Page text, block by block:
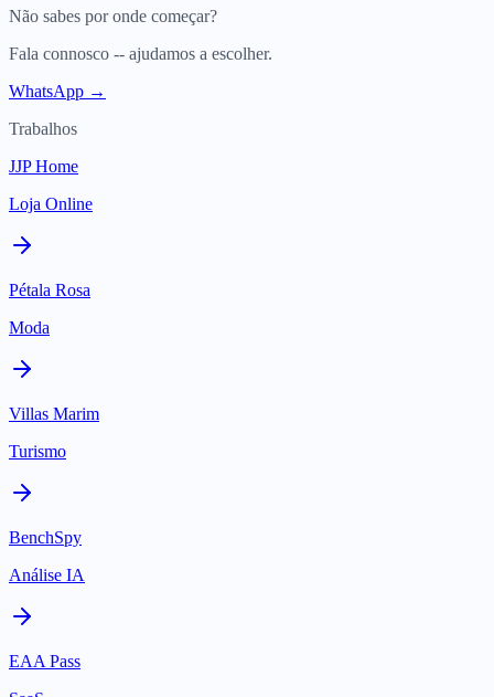
Não sabes por onde começar?
Fala connosco -- ajudamos a escolher.
WhatsApp →
Trabalhos
JJP Home
Loja Online
Pétala Rosa
Moda
Villas Marim
Turismo
BenchSpy
Análise IA
EAA Pass